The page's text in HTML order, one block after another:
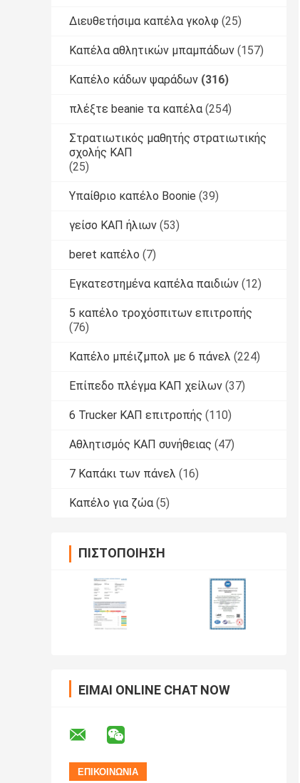
Διευθετήσιμα καπέλα γκολφ (25)
Καπέλα αθλητικών μπαμπάδων (157)
Καπέλο κάδων ψαράδων (316)
πλέξτε beanie τα καπέλα (254)
Στρατιωτικός μαθητής στρατιωτικής
σχολής ΚΑΠ
(25)
Υπαίθριο καπέλο Boonie (39)
γείσο ΚΑΠ ήλιων (53)
beret καπέλο (7)
Εγκατεστημένα καπέλα παιδιών (12)
5 καπέλο τροχόσπιτων επιτροπής
(76)
Καπέλο μπέιζμπολ με 6 πάνελ (224)
Επίπεδο πλέγμα ΚΑΠ χείλων (37)
6 Trucker ΚΑΠ επιτροπής (110)
Αθλητισμός ΚΑΠ συνήθειας (47)
7 Καπάκι των πάνελ (16)
Καπέλο για ζώα (5)
ΠΙΣΤΟΠΟΊΗΣΗ
ΕΊΜΑΙ ONLINE CHAT NOW